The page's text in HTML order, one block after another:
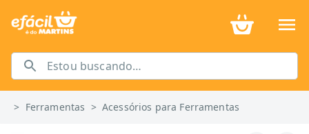
> Ferramentas >Acessórios para Ferramentas